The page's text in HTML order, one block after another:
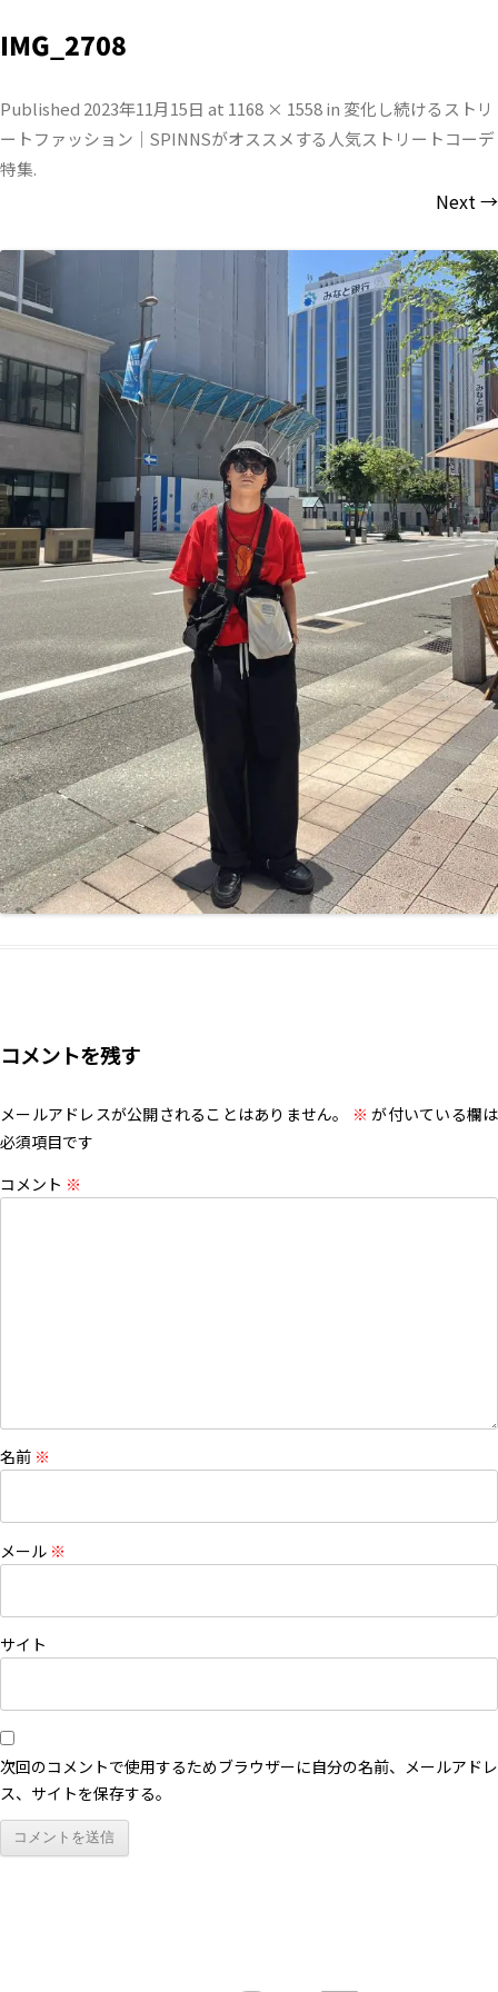
IMG_2708
Published 2023年11月15日 at 1168 × 1558in 変化し続けるストリ
ートファッション｜SPINNSがオススメする人気ストリートコーデ
特集.
Next →
コメントを残す
メールアドレスが公開されることはありません。 ※ が付いている欄は
必須項目です
コメント ※
名前 ※
メール ※
サイト
次回のコメントで使用するためブラウザーに自分の名前、メールアドレ
ス、サイトを保存する。